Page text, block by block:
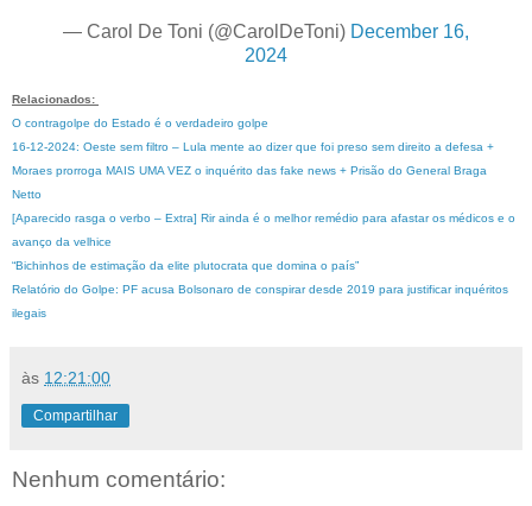
— Carol De Toni (@CarolDeToni) December 16,
2024
Relacionados:
O contragolpe do Estado é o verdadeiro golpe
16-12-2024: Oeste sem filtro – Lula mente ao dizer que foi preso sem direito a defesa +
Moraes prorroga MAIS UMA VEZ o inquérito das fake news + Prisão do General Braga
Netto
[Aparecido rasga o verbo – Extra] Rir ainda é o melhor remédio para afastar os médicos e o
avanço da velhice
“Bichinhos de estimação da elite plutocrata que domina o país”
Relatório do Golpe: PF acusa Bolsonaro de conspirar desde 2019 para justificar inquéritos
ilegais
às 12:21:00
Compartilhar
Nenhum comentário: